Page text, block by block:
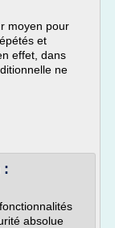
moyen pour
et
effet, dans
ne
:
absolue